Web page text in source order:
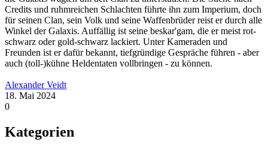
Credits und ruhmreichen Schlachten führte ihn zum Imperium, doch
für seinen Clan, sein Volk und seine Waffenbrüder reist er durch alle
Winkel der Galaxis. Auffällig ist seine beskar'gam, die er meist rot-
schwarz oder gold-schwarz lackiert. Unter Kameraden und
Freunden ist er dafür bekannt, tiefgründige Gespräche führen - aber
auch (toll-)kühne Heldentaten vollbringen - zu können.
Alexander Veidt
18. Mai 2024
0
Kategorien